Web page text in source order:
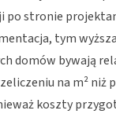
po stronie
tym
domów bywają
na m² niż
koszty